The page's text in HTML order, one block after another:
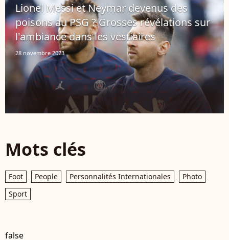
Lionel Messi et Neymar devenus des
poisons au PSG ? Grosses révélations sur
l'ambiance dans les vestiaires
28 novembre 2023
Mots clés
Foot People Personnalités Internationales
Photo
Sport
false